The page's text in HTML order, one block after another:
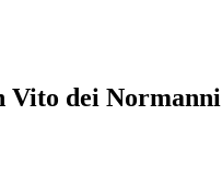
Vito dei Normanni